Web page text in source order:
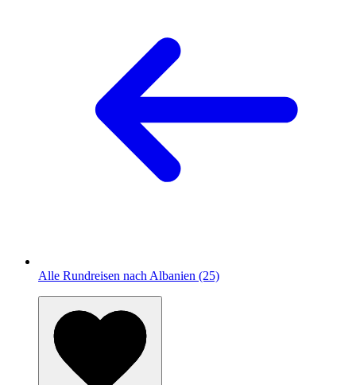
Alle Rundreisen nach Albanien (25)